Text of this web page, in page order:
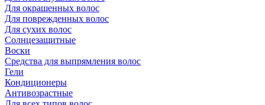
Для окрашенных волос
Для поврежденных волос
Для сухих волос
Солнцезащитные
Воски
Средства для выпрямления волос
Гели
Кондиционеры
Антивозрастные